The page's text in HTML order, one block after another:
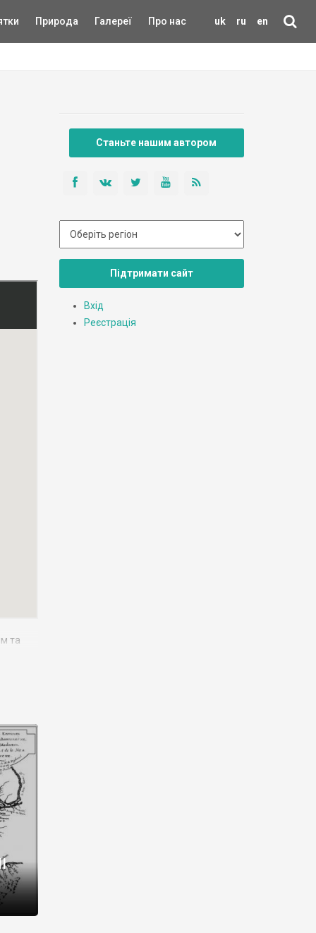
uk ru en
Природа Галереї Про нас
та
Станьте нашим автором
Підтримати сайт
Вхід
Реєстрація